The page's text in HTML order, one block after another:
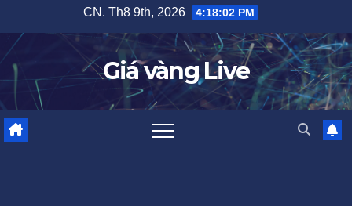
content
CN. Th8 9th, 2026 4:18:03 PM
Giá vàng Live